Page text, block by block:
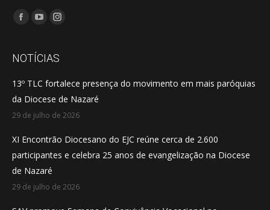
Encontre-nos em:
Facebook
opens
new
window
YouTube
opens
new
window
Instagram
opens
new
window
NOTÍCIAS
13º TLC fortalece presença do movimento em mais paróquias
da Diocese de Nazaré
29 de julho de 2026
XI Encontrão Diocesano do EJC reúne cerca de 2.600
participantes e celebra 25 anos de evangelização na Diocese
de Nazaré
29 de julho de 2026